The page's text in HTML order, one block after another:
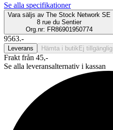
Se alla specifikationer
Vara säljs av The Stock Network SE
8 rue du Sentier
Org.nr: FR86901950774
9563.-
Leverans Hämta i butik Ej tillgänglig
Frakt från 45,-
Se alla leveransalternativ i kassan